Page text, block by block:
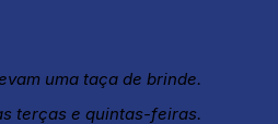
uma taça de brinde.
terças e quintas-feiras.